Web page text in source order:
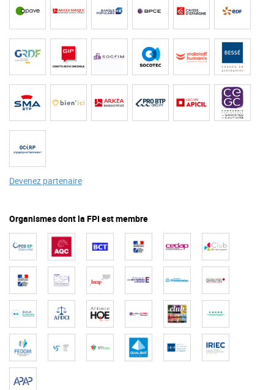
Devenez partenaire
Organismes dont la FPI est membre